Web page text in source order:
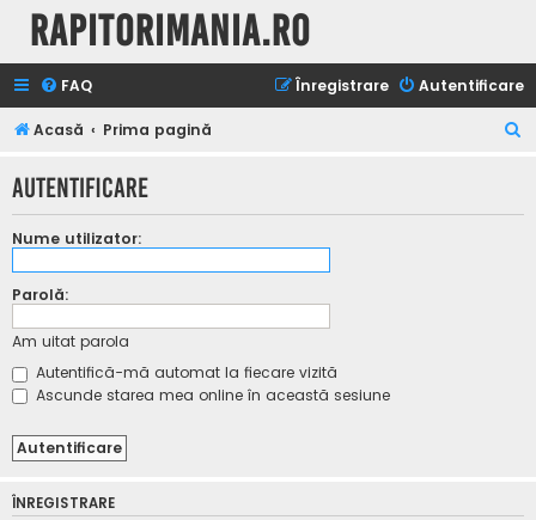
Rapitorimania.ro
FAQ Autentificare
Înregistrare
Acasă Prima pagină
t
Autentificare
Nume utilizator:
Parolă:
Am uitat parola
Autentifică-mă automat la fiecare vizită
Ascunde starea mea online în această sesiune
ÎNREGISTRARE